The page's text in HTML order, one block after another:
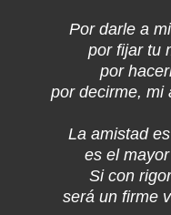
Por darle a
por fijar tu
por
por decirme, mi
La amistad
es el
Si con
será un firme